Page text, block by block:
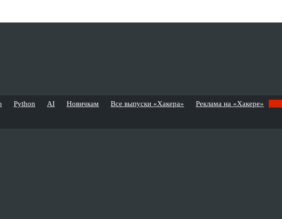
Python AI Новичкам Все выпуски «Хакера» Реклама на «Хакере»